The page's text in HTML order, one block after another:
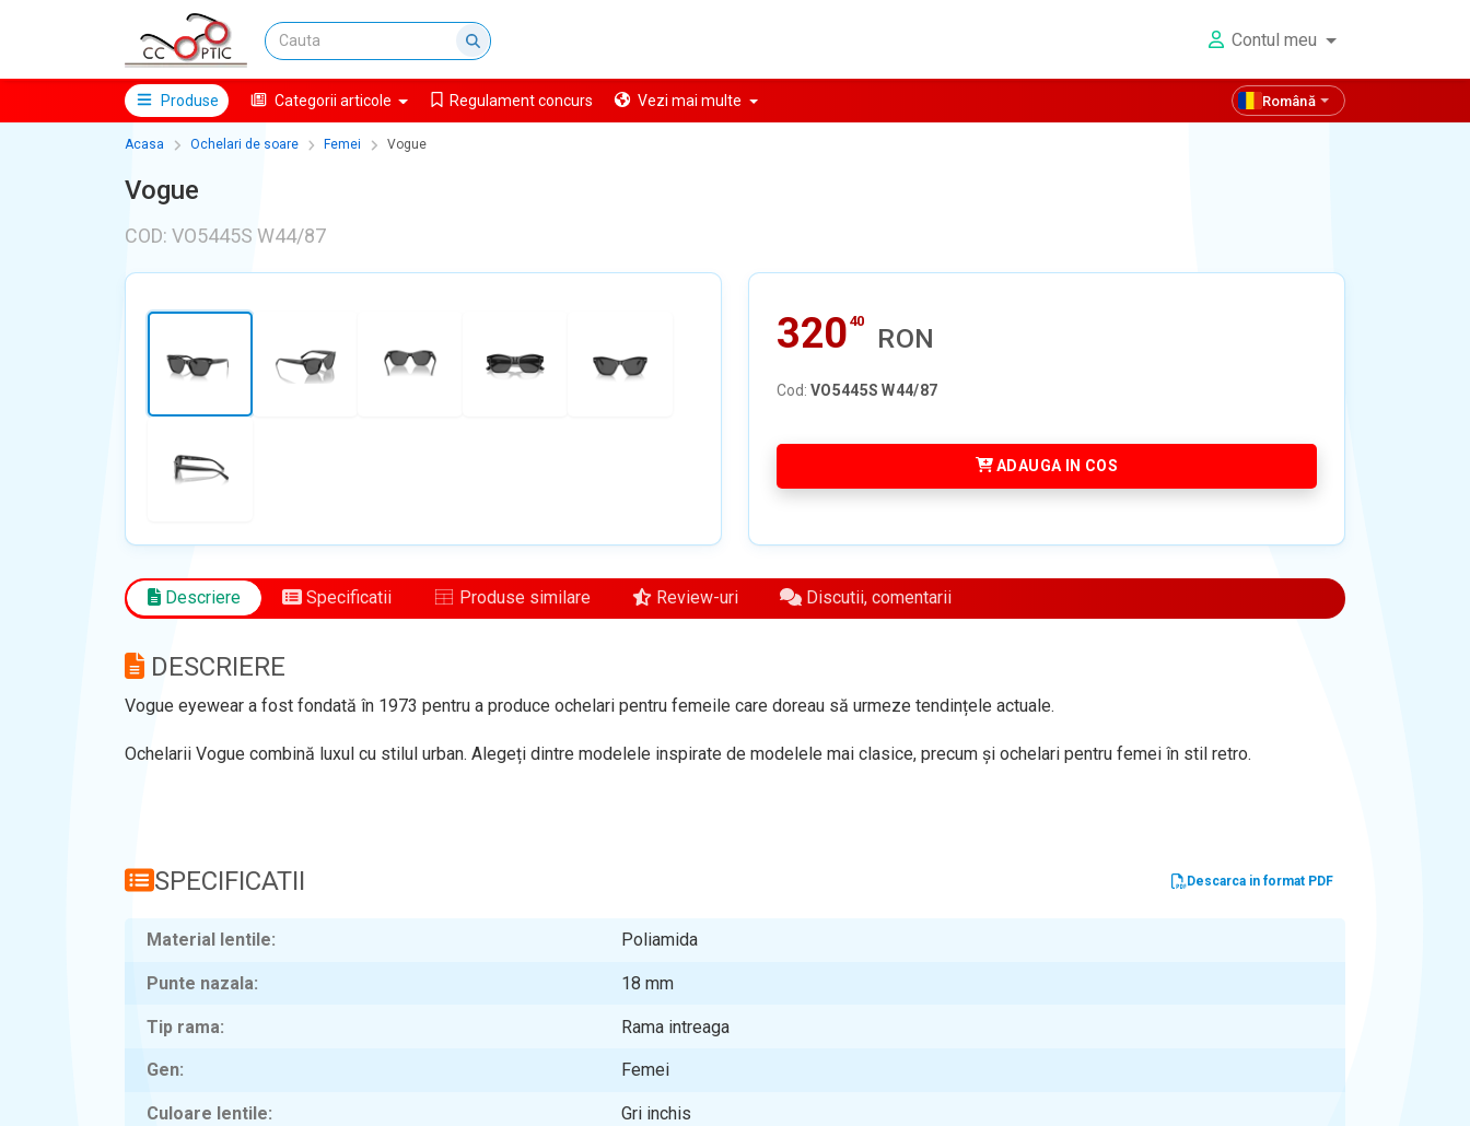
Contul meu
Produse Categorii articole Regulament concurs Vezi mai multe Română
Acasa Ochelari de soare Femei Vogue
Vogue
COD: VO5445S W44/87
320 40
RON
Cod: VO5445S W44/87
ADAUGA IN COS
Descriere Specificatii Produse similare Review-uri Discutii, comentarii
DESCRIERE
Vogue eyewear a fost fondată în 1973 pentru a produce ochelari pentru femeile care doreau să urmeze tendințele actuale.
Ochelarii Vogue combină luxul cu stilul urban. Alegeți dintre modelele inspirate de modelele mai clasice, precum și ochelari pentru femei în stil retro.
SPECIFICATII Descarca in format PDF
Material lentile Poliamida
Punte nazala 18mm
Tip rama Rama intreaga
Gen Femei
Culoare lentile Gri inchis